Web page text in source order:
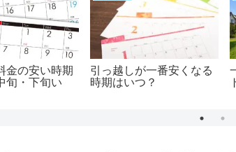
金の安い時期
旬・下旬い
引っ越しが一番安くなる
時期はいつ？